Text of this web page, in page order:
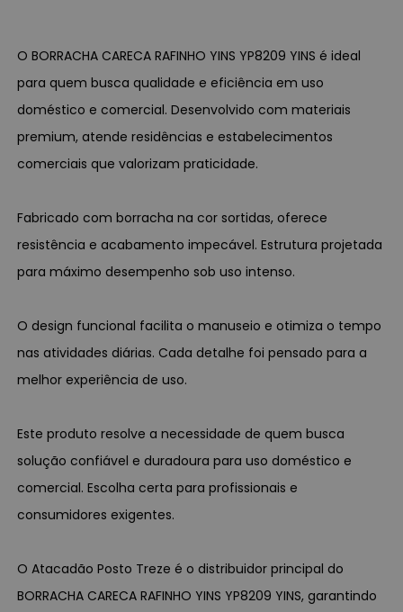
O BORRACHA CARECA RAFINHO YINS YP8209 YINS é ideal
para quem busca qualidade e eficiência em uso
doméstico e comercial. Desenvolvido com materiais
premium, atende residências e estabelecimentos
comerciais que valorizam praticidade.
Fabricado com borracha na cor sortidas, oferece
resistência e acabamento impecável. Estrutura projetada
para máximo desempenho sob uso intenso.
O design funcional facilita o manuseio e otimiza o tempo
nas atividades diárias. Cada detalhe foi pensado para a
melhor experiência de uso.
Este produto resolve a necessidade de quem busca
solução confiável e duradoura para uso doméstico e
comercial. Escolha certa para profissionais e
consumidores exigentes.
O Atacadão Posto Treze é o distribuidor principal do
BORRACHA CARECA RAFINHO YINS YP8209 YINS, garantindo